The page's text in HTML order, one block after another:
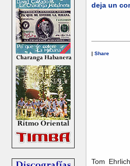
deja un
| Share
Tom